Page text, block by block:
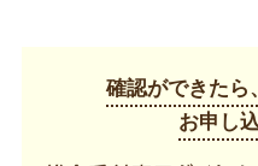
確認ができたら
お申し